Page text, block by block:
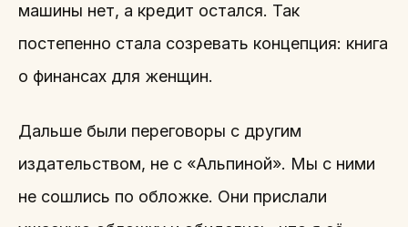
машины нет, а кредит остался. Так
постепенно стала созревать концепция: книга
о финансах для женщин.
Дальше были переговоры с другим
издательством, не с «Альпиной». Мы с ними
не сошлись по обложке. Они прислали